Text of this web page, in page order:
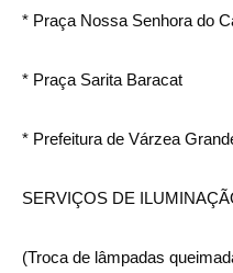
* Praça Nossa Senhora do
* Praça Sarita Baracat
* Prefeitura de Várzea
SERVIÇOS DE
(Troca de lâmpadas